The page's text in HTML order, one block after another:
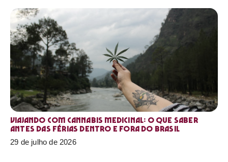
Viajando com cannabis medicinal: o que saber
antes das férias dentro e fora do Brasil
29 de julho de 2026